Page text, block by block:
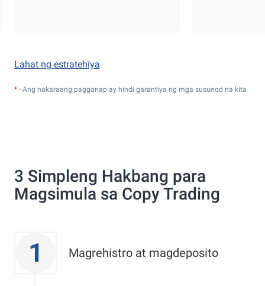
Lahat ng estratehiya
* - Ang nakaraang pagganap ay hindi garantiya ng mga susunod na kita
3 Simpleng Hakbang para
Magsimula sa Copy Trading
1 Magrehistro at magdeposito